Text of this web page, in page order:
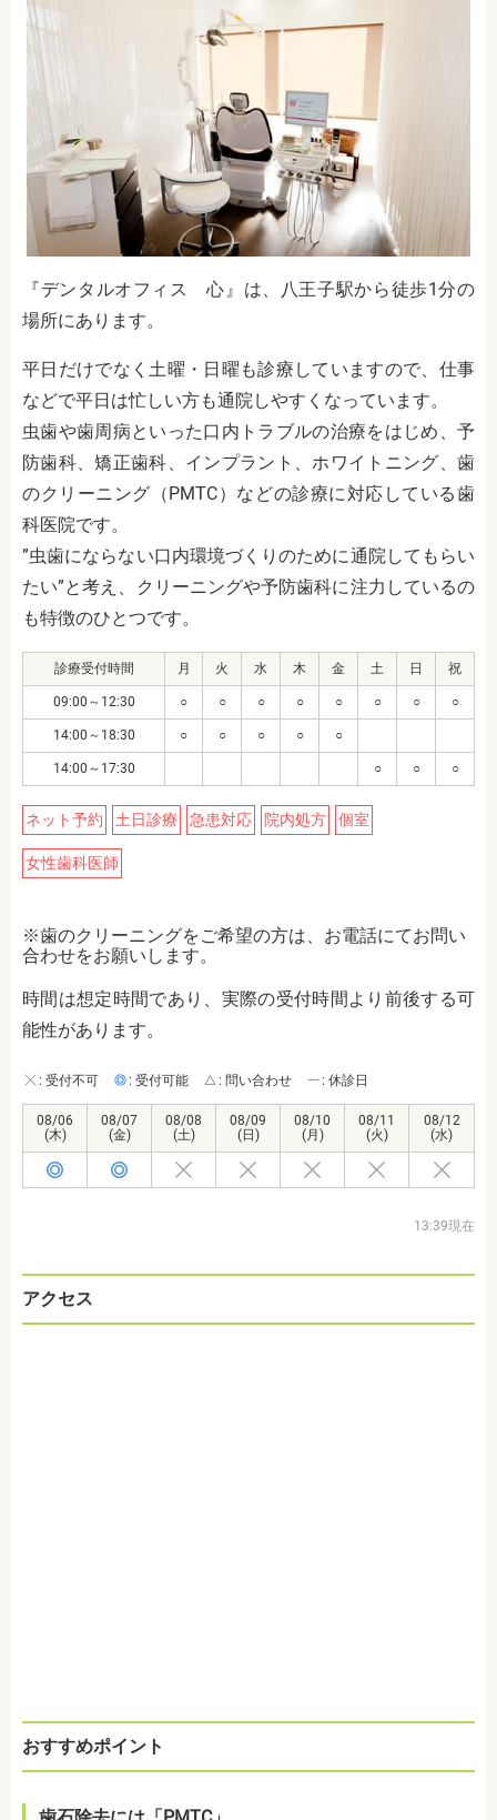
『デンタルオフィス 心』は、八王子駅から徒歩1分の
場所にあります。
平日だけでなく土曜・日曜も診療していますので、仕事
などで平日は忙しい方も通院しやすくなっています。
虫歯や歯周病といった口内トラブルの治療をはじめ、予
防歯科、矯正歯科、インプラント、ホワイトニング、歯
のクリーニング（PMTC）などの診療に対応している歯
科医院です。
”虫歯にならない口内環境づくりのために通院してもらい
たい”と考え、クリーニングや予防歯科に注力しているの
も特徴のひとつです。
診療受付時間 月 火 水 木 金 土 日 祝
09:00～12:30 ○ ○ ○ ○ ○ ○ ○ ○
14:00～18:30 ○ ○ ○ ○ ○
14:00～17:30 ○ ○ ○
ネット予約 土日診療 急患対応 院内処方 個室
女性歯科医師
※歯のクリーニングをご希望の方は、お電話にてお問い
合わせをお願いします。
時間は想定時間であり、実際の受付時間より前後する可
能性があります。
: 受付不可 : 受付可能 : 問い合わせ : 休診日
08/06
(木)
08/07
(金)
08/08
(土)
08/09
(日)
08/10
(月)
08/11
(火)
08/12
(水)
13:39現在
アクセス
おすすめポイント